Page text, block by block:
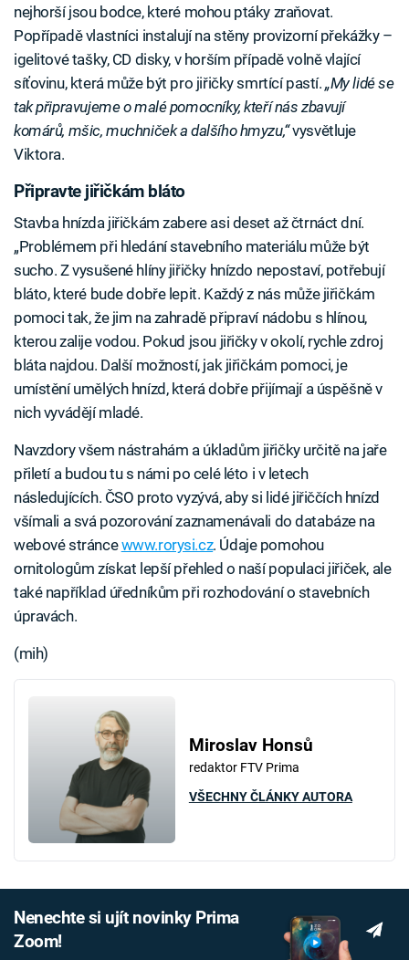
nejhorší jsou bodce, které mohou ptáky zraňovat.
Popřípadě vlastníci instalují na stěny provizorní překážky –
igelitové tašky, CD disky, v horším případě volně vlající
síťovinu, která může být pro jiřičky smrtící pastí.„My lidé se
tak připravujeme o malé pomocníky, kteří nás zbavují
komárů, mšic, muchniček a dalšího hmyzu,“vysvětluje
Viktora.
Připravte jiřičkám bláto
Stavba hnízda jiřičkám zabere asi deset až čtrnáct dní.
„Problémem při hledání stavebního materiálu může být
sucho. Z vysušené hlíny jiřičky hnízdo nepostaví, potřebují
bláto, které bude dobře lepit. Každý z nás může jiřičkám
pomoci tak, že jim na zahradě připraví nádobu s hlínou,
kterou zalije vodou. Pokud jsou jiřičky v okolí, rychle zdroj
bláta najdou. Další možností, jak jiřičkám pomoci, je
umístění umělých hnízd, která dobře přijímají a úspěšně v
nich vyvádějí mladé.
Navzdory všem nástrahám a úkladům jiřičky určitě na jaře
přiletí a budou tu s námi po celé léto i v letech
následujících. ČSO proto vyzývá, aby si lidé jiřiččích hnízd
všímali a svá pozorování zaznamenávali do databáze na
webové stráncewww.rorysi.cz. Údaje pomohou
ornitologům získat lepší přehled o naší populaci jiřiček, ale
také například úředníkům při rozhodování o stavebních
úpravách.
(mih)
Miroslav Honsů
redaktor FTV Prima
VŠECHNY ČLÁNKY AUTORA
Nenechte si ujít novinky Prima
Zoom!